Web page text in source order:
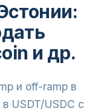
и др.
и off-ramp в
USDT/USDC с